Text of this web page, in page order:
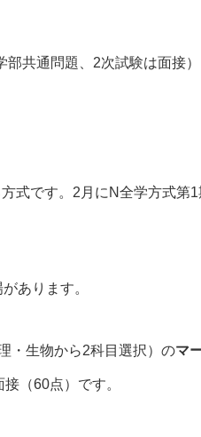
共通問題、2次試験は面接
式です。2月にN全学方式第
あります。
・生物から2科目選択）のマ
（60点）です。